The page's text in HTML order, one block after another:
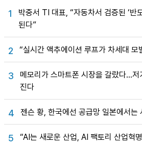
1
박중서 TI 대표, “자동차서 검증된 ‘반
된다”
2 “실시간 액추에이션 루프가 차세대 모
3
메모리가 스마트폰 시장을 갈랐다…저
진다
4 젠슨 황, 한국에선 공급망 일본에서는
5 “AI는 새로운 산업, AI 팩토리 산업혁